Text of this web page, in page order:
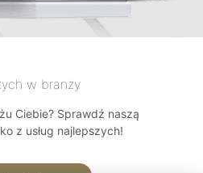
w branży
Ciebie? Sprawdź naszą
z usług najlepszych!